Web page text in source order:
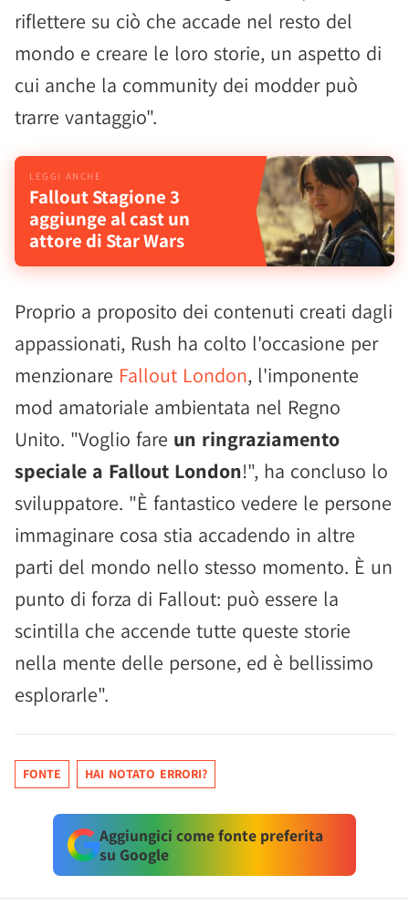
riflettere su ciò che accade nel resto del
mondo e creare le loro storie, un aspetto di
cui anche la community dei modder può
trarre vantaggio".
Fallout Stagione 3
aggiunge al cast un
attore di Star Wars
Proprio a proposito dei contenuti creati dagli
appassionati, Rush ha colto l'occasione per
menzionare Fallout London, l'imponente
mod amatoriale ambientata nel Regno
Unito. "Voglio fare un ringraziamento
speciale a Fallout London!", ha concluso lo
sviluppatore. "È fantastico vedere le persone
immaginare cosa stia accadendo in altre
parti del mondo nello stesso momento. È un
punto di forza di Fallout: può essere la
scintilla che accende tutte queste storie
nella mente delle persone, ed è bellissimo
esplorarle".
FONTE HAI NOTATO ERRORI?
Aggiungici come fonte preferita
su Google